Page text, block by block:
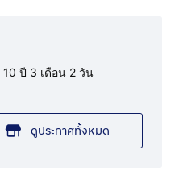
10 ปี 3 เดือน 2 วัน
ดูประกาศทั้งหมด